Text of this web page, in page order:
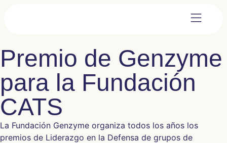
Premio de Genzyme
para la Fundación
CATS
La Fundación Genzyme organiza todos los años los
premios de Liderazgo en la Defensa de grupos de